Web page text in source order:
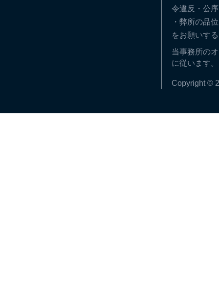
令違反・公
・弊所の品
をお願いす
当事務所の
に従います。
Copyright ©